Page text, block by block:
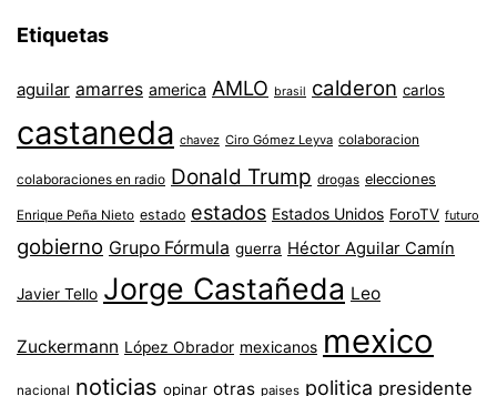
Etiquetas
aguilar amarres america AMLO brasil calderon carlos
castaneda chavez Ciro Gómez Leyva colaboracion
colaboraciones en radio Donald Trump drogas elecciones
Enrique Peña Nieto estado estados Estados Unidos ForoTV futuro
gobierno Grupo Fórmula guerra Héctor Aguilar Camín
Javier Tello Jorge Castañeda Leo
Zuckermann López Obrador mexicanos mexico
nacional noticias opinar otras paises politica presidente